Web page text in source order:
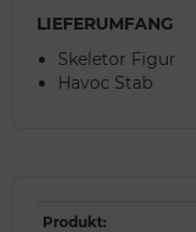
LIEFERUMFANG
Skeletor Figur
Havoc Stab
Produkt: